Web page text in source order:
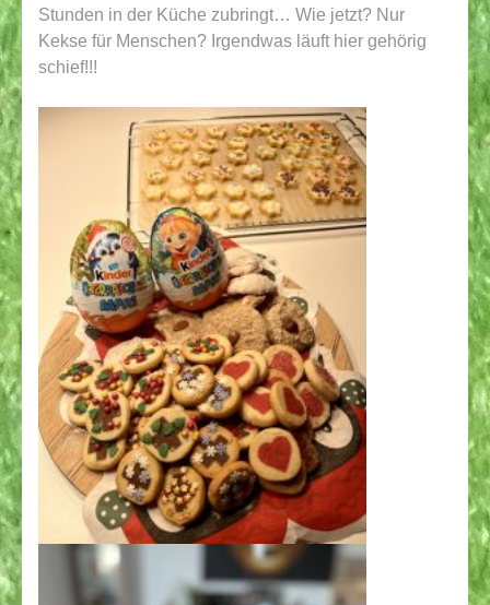
Stunden in der Küche zubringt… Wie jetzt? Nur
Kekse für Menschen? Irgendwas läuft hier gehörig
schief!!!